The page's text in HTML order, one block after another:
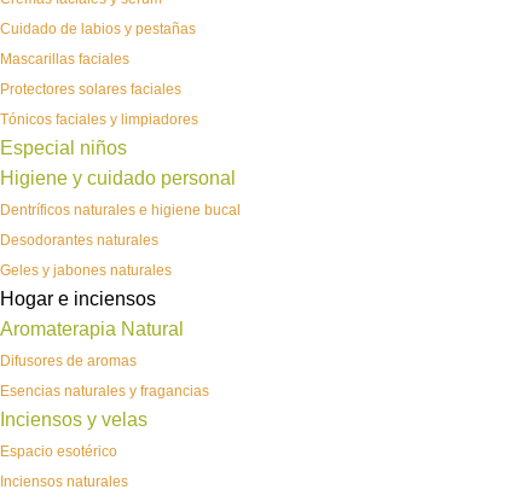
Cuidado de labios y pestañas
Mascarillas faciales
Protectores solares faciales
Tónicos faciales y limpiadores
Especial niños
Higiene y cuidado personal
Dentríficos naturales e higiene bucal
Desodorantes naturales
Geles y jabones naturales
Hogar e inciensos
Aromaterapia Natural
Difusores de aromas
Esencias naturales y fragancias
Inciensos y velas
Espacio esotérico
Inciensos naturales